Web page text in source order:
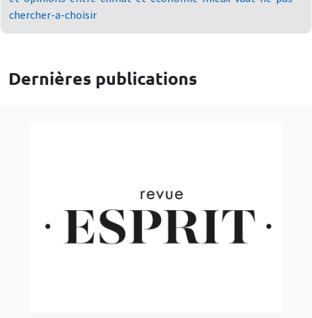
chercher-a-choisir
Dernières publications